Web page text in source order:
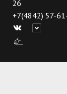
26
+7(4842) 57-